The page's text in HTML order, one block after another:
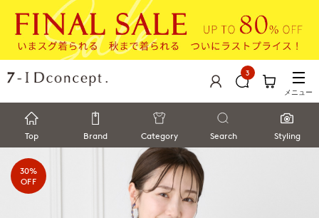
3
メニュー
Top Brand Category Search Styling
30%
OFF